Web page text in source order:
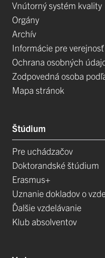
Vnútorný systém kvality
Orgány
Archív
Informácie pre verejnosť
Ochrana osobných
Zodpovedná osoba
Mapa stránok
Štúdium
Pre uchádzačov
Doktorandské štúdium
Erasmus+
Uznanie dokladov o
Ďalšie vzdelávanie
Klub absolventov